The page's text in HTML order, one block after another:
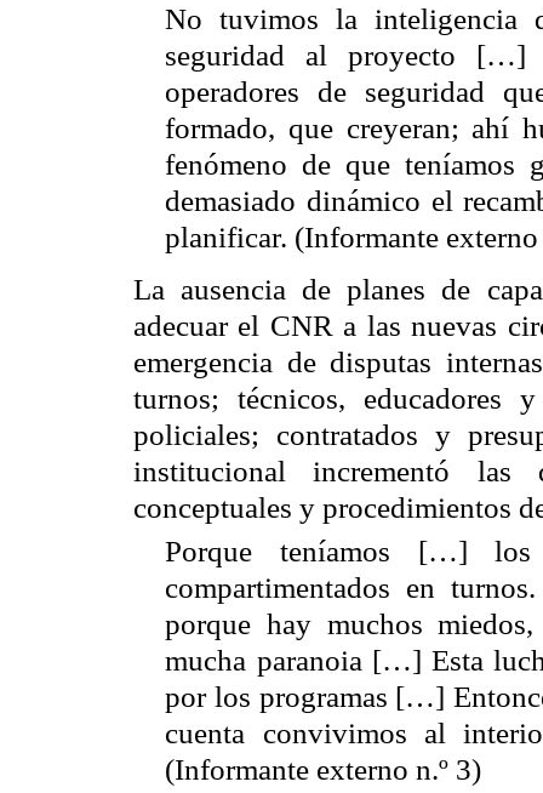
No tuvimos la inteligencia
seguridad al proyecto […]
operadores de seguridad
formado, que creyeran; ahí
fenómeno de que teníamos
demasiado dinámico el
planificar. (Informante externo
La ausencia de planes de
adecuar el CNR a las nuevas
emergencia de disputas
turnos; técnicos, educadores
policiales; contratados y
institucional incrementó
conceptuales y procedimientos
Porque teníamos […]
compartimentados en
porque hay muchos
mucha paranoia […] Esta
por los programas […]
cuenta convivimos al
(Informante externo n.º 3)